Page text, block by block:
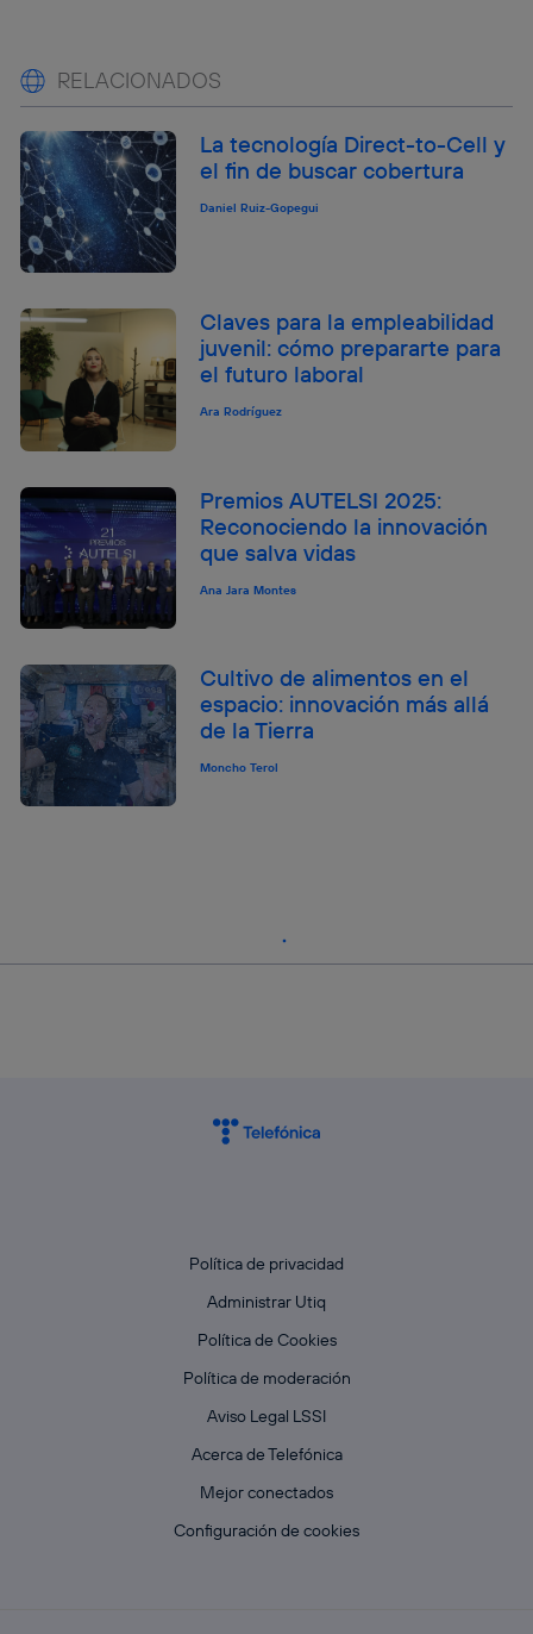
RELACIONADOS
La tecnología Direct-to-Cell y
el fin de buscar cobertura
Daniel Ruiz-Gopegui
Claves para la empleabilidad
juvenil: cómo prepararte para
el futuro laboral
Ara Rodríguez
Premios AUTELSI 2025:
Reconociendo la innovación
que salva vidas
Ana Jara Montes
Cultivo de alimentos en el
espacio: innovación más allá
de la Tierra
Moncho Terol
Política de privacidad
Administrar Utiq
Política de Cookies
Política de moderación
Aviso Legal LSSI
Acerca de Telefónica
Mejor conectados
Configuración de cookies